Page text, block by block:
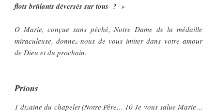
flots brûlants déversés sur tous ? »
O Marie, conçue sans péché, Notre Dame de la médaille
miraculeuse, donnez-nous de vous imiter dans votre amour
de Dieu et du prochain.
Prions
1 dizaine du chapelet (Notre Père… 10 Je vous salue Marie…